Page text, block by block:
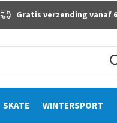
SKATE WINTERSPORT
Gratis verzending vanaf 60 euro